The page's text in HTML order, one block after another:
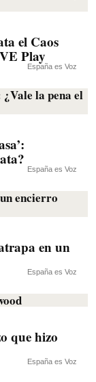
el Caos
Play
España es Voz
España es Voz
en un
España es Voz
que hizo
España es Voz